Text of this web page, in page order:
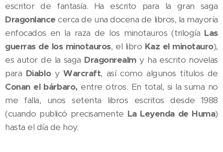
escritor de fantasía. Ha escrito para la gran saga
Dragonlancecerca de una docena de libros, la mayoría
enfocados en la raza de los minotauros (trilogía Las
guerras de los minotauros, el libro Kaz el minotauro),
es autor de la saga Dragonrealmy ha escrito novelas
para Diablo yWarcraft, así como algunos títulos de
Conan el bárbaro, entre otros. En total, si la suma no
me falla, unos setenta libros escritos desde 1988
(cuando publicó precisamente La Leyenda de Huma)
hasta el día de hoy.